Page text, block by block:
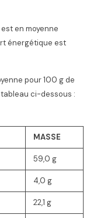
en moyenne
énergétique est
pour 100gde
ci-dessous :
MASSE
59,0g
4,0g
22,1g